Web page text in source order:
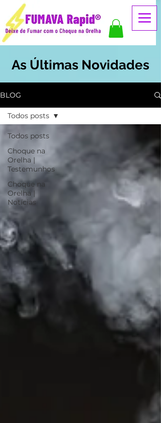
As Últimas Novidades
BLOG
Todos posts
Choque na
Orelha |
Testemunhos
Choque na
Orelha |
Notícias
Todos posts